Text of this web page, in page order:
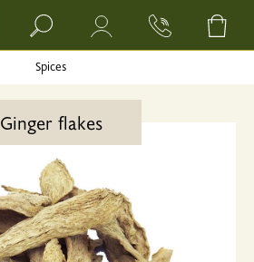
Spices
Ginger flakes